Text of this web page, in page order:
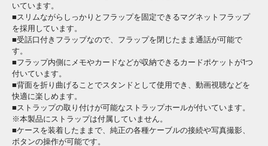
いています。
■スリムながらしっかりとフラップを固定できるマグネットフラップ
を採用しています。
■受話口付きフラップなので、フラップを閉じたまま通話が可能で
す。
■フラップ内側にメモやカードなどが収納できるカードポケットが1つ
付いています。
■背面を折り曲げることでスタンドとして使用でき、動画視聴などを
快適に楽しめます。
■ストラップの取り付けが可能なストラップホールが付いています。
※本製品にストラップは付属していません。
■ケースを装着したままで、純正の各種ケーブルの接続や写真撮影、
ボタンの操作が可能です。